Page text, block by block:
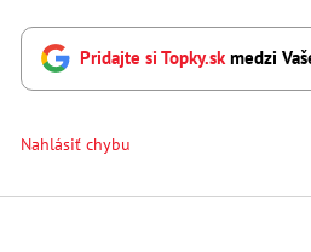
Pridajte si Topky.skmedzi
Nahlásiť chybu